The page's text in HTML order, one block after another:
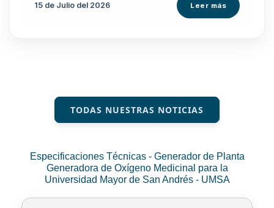
15 de Julio del 2026 Leer más
TODAS NUESTRAS NOTICIAS
Especificaciones Técnicas - Generador de Planta
Generadora de Oxígeno Medicinal para la
Universidad Mayor de San Andrés - UMSA